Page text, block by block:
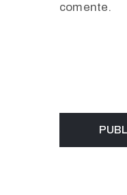
comente.